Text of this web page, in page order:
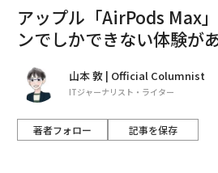
アップル「AirPods Max
ンでしかできない体験が
山本 敦 | Official Columnist
ITジャーナリスト・ライター
著者フォロー 記事を保存